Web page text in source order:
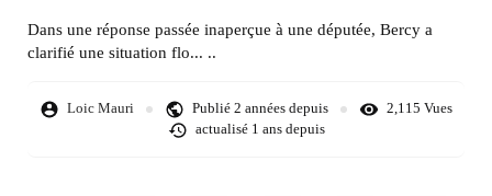
Dans une réponse passée inaperçue à une députée, Bercy a
clarifié une situation flo... ..
Loic Mauri Publié 2 années depuis
2,115 Vues
actualisé 1 ans depuis